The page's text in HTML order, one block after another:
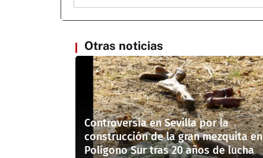
Otras noticias
Controversia en Sevilla por la
construcción de la gran mezquita en
Polígono Sur tras 20 años de lucha